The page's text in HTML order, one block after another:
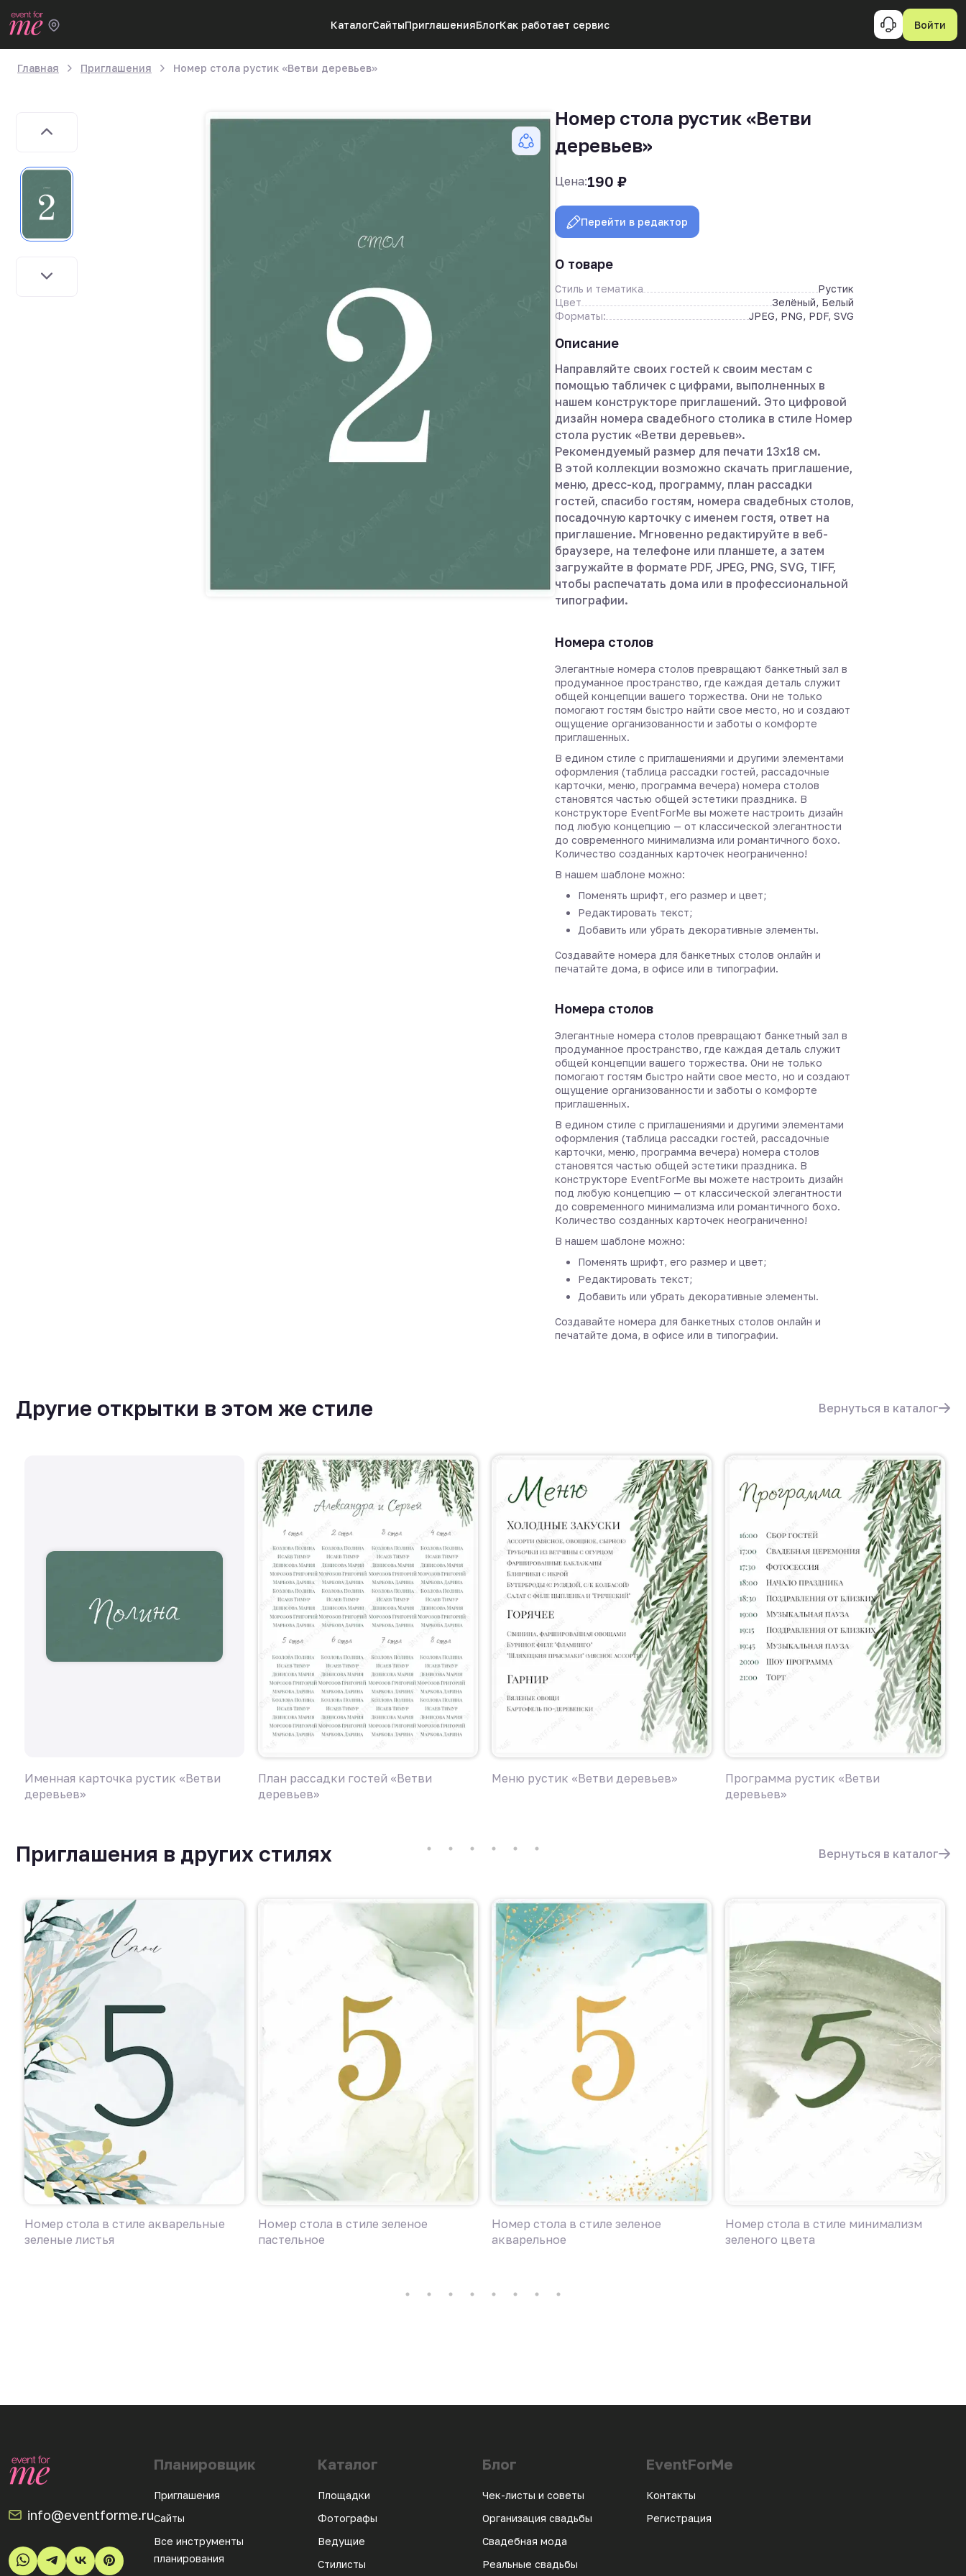
КаталогСайтыПриглашенияБлогКак работает сервис Войти
Главная Приглашения Номер стола рустик «Ветви деревьев»
Номер стола рустик «Ветви
деревьев»
Цена:190 ₽
Перейти в редактор
Номера столов
Элегантные номера столов превращают банкетный зал в
продуманное пространство, где каждая деталь служит
общей концепции вашего торжества. Они не только
помогают гостям быстро найти свое место, но и создают
ощущение организованности и заботы о комфорте
приглашенных.
В едином стиле с приглашениями и другими элементами
оформления (таблица рассадки гостей, рассадочные
карточки, меню, программа вечера) номера столов
становятся частью общей эстетики праздника. В
конструкторе EventForMe вы можете настроить дизайн
под любую концепцию — от классической элегантности
до современного минимализма или романтичного бохо.
Количество созданных карточек неограниченно!
В нашем шаблоне можно:
Поменять шрифт, его размер и цвет;
Редактировать текст;
Добавить или убрать декоративные элементы.
Создавайте номера для банкетных столов онлайн и
печатайте дома, в офисе или в типографии.
Номера столов
Элегантные номера столов превращают банкетный зал в
продуманное пространство, где каждая деталь служит
общей концепции вашего торжества. Они не только
помогают гостям быстро найти свое место, но и создают
ощущение организованности и заботы о комфорте
приглашенных.
В едином стиле с приглашениями и другими элементами
оформления (таблица рассадки гостей, рассадочные
карточки, меню, программа вечера) номера столов
становятся частью общей эстетики праздника. В
конструкторе EventForMe вы можете настроить дизайн
под любую концепцию — от классической элегантности
до современного минимализма или романтичного бохо.
Количество созданных карточек неограниченно!
В нашем шаблоне можно:
Поменять шрифт, его размер и цвет;
Редактировать текст;
Добавить или убрать декоративные элементы.
Создавайте номера для банкетных столов онлайн и
печатайте дома, в офисе или в типографии.
Описание
Направляйте своих гостей к своим местам с
помощью табличек с цифрами, выполненных в
нашем конструкторе приглашений. Это цифровой
дизайн номера свадебного столика в стиле Номер
стола рустик «Ветви деревьев».
Рекомендуемый размер для печати 13х18 см.
В этой коллекции возможно скачать приглашение,
меню, дресс-код, программу, план рассадки
гостей, спасибо гостям, номера свадебных столов,
посадочную карточку с именем гостя, ответ на
приглашение. Мгновенно редактируйте в веб-
браузере, на телефоне или планшете, а затем
загружайте в формате PDF, JPEG, PNG, SVG, TIFF,
чтобы распечатать дома или в профессиональной
типографии.
О товаре
Стиль и тематика
Рустик
Цвет
Зелёный, Белый
Форматы:
JPEG, PNG, PDF, SVG
Другие открытки в этом же стиле Вернуться в каталог
Именная карточка рустик «Ветви
деревьев»
План рассадки гостей «Ветви
деревьев»
Меню рустик «Ветви деревьев»
Программа рустик «Ветви
деревьев»
Приглашения в других стилях Вернуться в каталог
Номер стола в стиле акварельные
зеленые листья
Номер стола в стиле зеленое
пастельное
Номер стола в стиле зеленое
акварельное
Номер стола в стиле минимализм
зеленого цвета
info@eventforme.ru
Планировщик
Приглашения
Сайты
Все инструменты
планирования
Каталог
Площадки
Фотографы
Ведущие
Стилисты
Блог
Чек-листы и советы
Организация свадьбы
Свадебная мода
Реальные свадьбы
EventForMe
Контакты
Регистрация